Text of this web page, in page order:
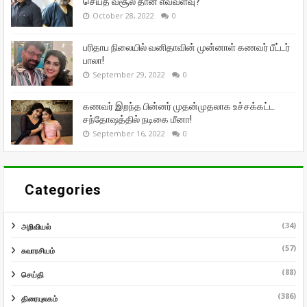
October 28, 2022 0
பரிதாப நிலையில் வனிதாவின் முன்னாள் கணவர் பீட்டர்
பாலா!
September 29, 2022 0
கணவர் இறந்த பின்னர் முதன்முதலாக உச்சக்கட்ட
சந்தோஷத்தில் நடிகை மீனா!
September 16, 2022 0
Categories
அறிவியல் (34)
சுவாரசியம் (57)
செய்தி (88)
திரையுலகம் (386)